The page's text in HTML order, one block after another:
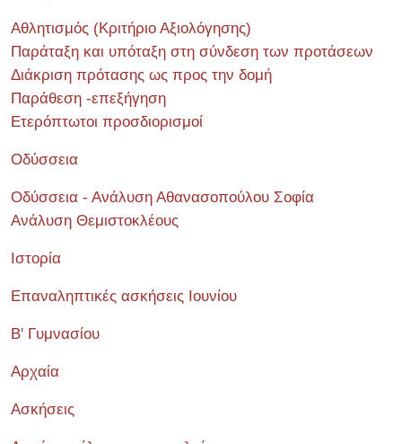
Αθλητισμός (Κριτήριο Αξιολόγησης)
Παράταξη και υπόταξη στη σύνδεση των προτάσεων
Διάκριση πρότασης ως προς την δομή
Παράθεση -επεξήγηση
Ετερόπτωτοι προσδιορισμοί
Οδύσσεια
Οδύσσεια - Ανάλυση Αθανασοπούλου Σοφία
Ανάλυση Θεμιστοκλέους
Ιστορία
Επαναληπτικές ασκήσεις Ιουνίου
Β' Γυμνασίου
Αρχαία
Ασκήσεις